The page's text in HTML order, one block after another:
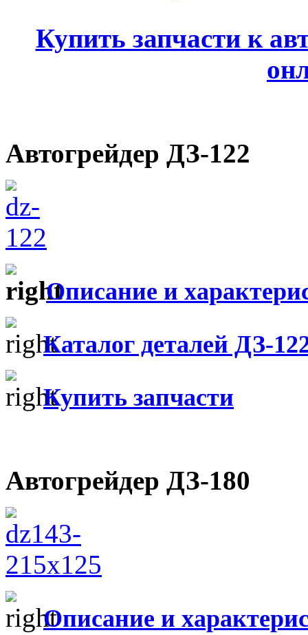
Купить запчасти к
Автогрейдер ДЗ-122
Описание и
Каталог деталей ДЗ-
Купить запчасти
Автогрейдер ДЗ-180
Описание и